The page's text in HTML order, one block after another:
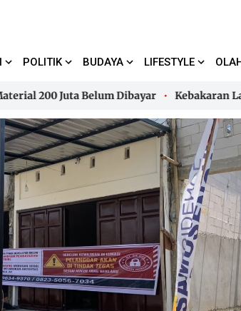
POLITIK BUDAYA LIFESTYLE
200 Juta Belum Dibayar Kebakaran Lahan
200 Juta Belum Dibayar Kebakaran Lahan